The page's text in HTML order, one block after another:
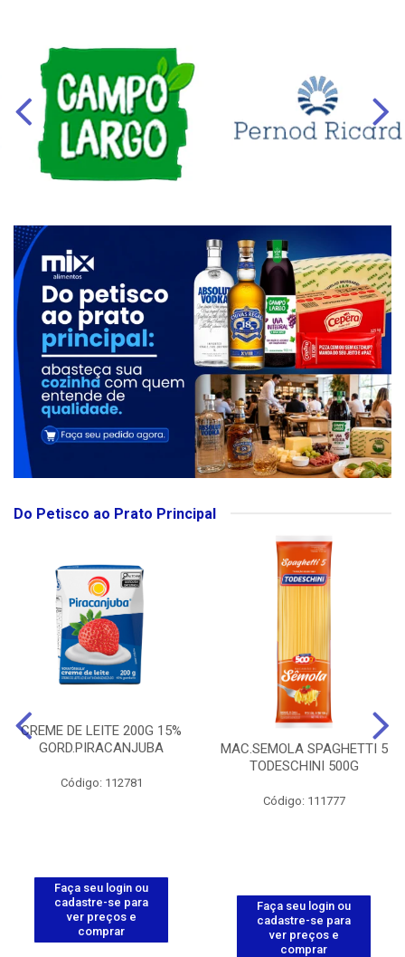
Do Petisco ao Prato Principal
CREME DE LEITE 200G 15%
GORD.PIRACANJUBA
Código: 112781
Faça seu login ou
cadastre-se para
ver preços e
comprar
MAC.SEMOLA SPAGHETTI 5
TODESCHINI 500G
Código: 111777
Faça seu login ou
cadastre-se para
ver preços e
comprar